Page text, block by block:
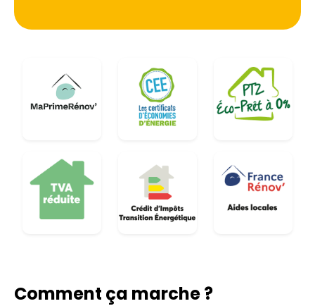
Comment ça marche ?